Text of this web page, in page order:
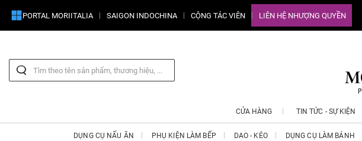
PORTAL MORIITALIA SAIGON INDOCHINA CỘNG TÁC VIÊN LIÊN HỆ NHƯỢNG QUYỀN
CỬA HÀNG TIN TỨC - SỰ KIỆN
DỤNG CỤ NẤU ĂN PHỤ KIỆN LÀM BẾP DAO - KÉO DỤNG CỤ LÀM BÁNH